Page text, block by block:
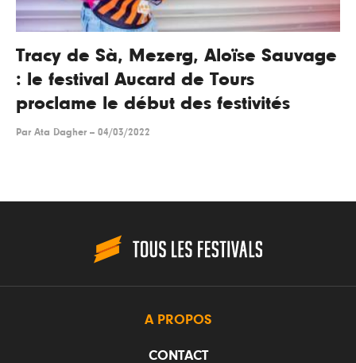
Tracy de Sà, Mezerg, Aloïse Sauvage
: le festival Aucard de Tours
proclame le début des festivités
Par Ata Dagher -- 04/03/2022
A PROPOS
CONTACT